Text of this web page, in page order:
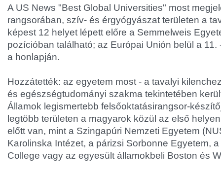
A US News "Best Global Universities" most
rangsorában, szív- és érgyógyászat területen a
képest 12 helyet lépett előre a Semmelweis
pozícióban található; az Európai Unión belül a 11.
a honlapján.
Hozzátették: az egyetem most - a tavalyi
és egészségtudományi szakma tekintetében
Államok legismertebb felsőoktatásirangsor-
legtöbb területen a magyarok közül az első
előtt van, mint a Szingapúri Nemzeti Egyetem
Karolinska Intézet, a párizsi Sorbonne Egyetem,
College vagy az egyesült államokbeli Boston és